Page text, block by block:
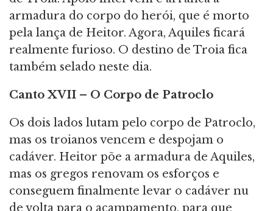
armadura do corpo do herói, que é morto
pela lança de Heitor. Agora, Aquiles ficará
realmente furioso. O destino de Troia fica
também selado neste dia.
Canto XVII – O Corpo de Patroclo
Os dois lados lutam pelo corpo de Patroclo,
mas os troianos vencem e despojam o
cadáver. Heitor põe a armadura de Aquiles,
mas os gregos renovam os esforços e
conseguem finalmente levar o cadáver nu
de volta para o acampamento, para que